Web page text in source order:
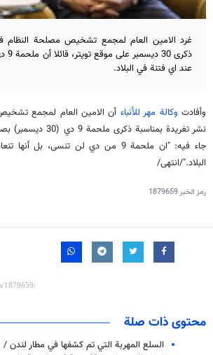
غرد الامين العام لمجمع تشخيص مصلحة
عند اي فتنة في البلاد.
وأفادت وكالة مهر للأنباء أن الامين العام لمجمع
نشر تغريدة بمناسبة
جاء فيه: "ان ملحمة 9 من دي لن تنسى،
البلاد."/انتهى/
رمز الخبر1879659
محتوى ذات صلة
السلع المهربة التي تم كشفها في مطار لندن